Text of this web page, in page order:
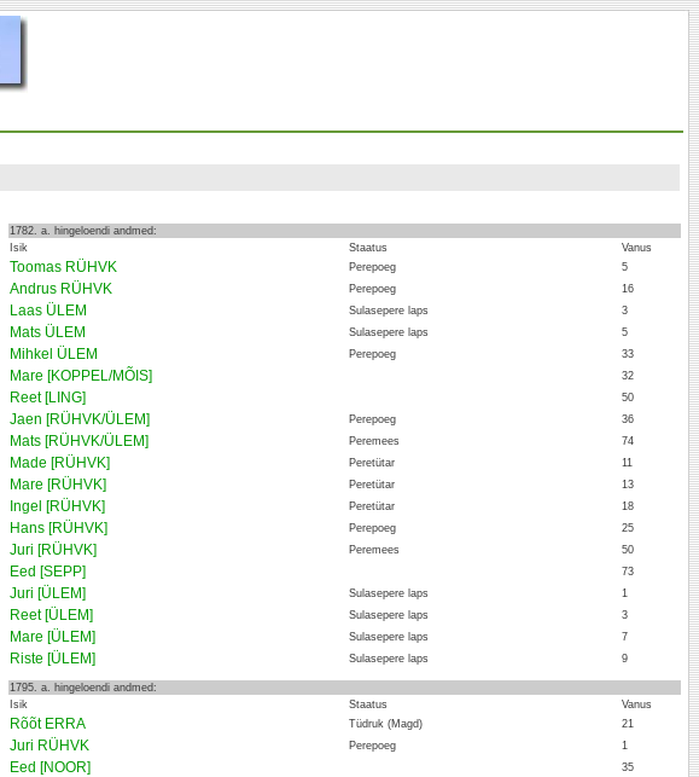
1782. a. hingeloendi andmed:
Isik
Staatus Vanus
Toomas RÜHVK Perepoeg 5
Andrus RÜHVK Perepoeg 16
Laas ÜLEM Sulasepere laps 3
Mats ÜLEM Sulasepere laps 5
Mihkel ÜLEM Perepoeg 33
Mare [KOPPEL/MÕIS] 32
Reet [LING] 50
Jaen [RÜHVK/ÜLEM] Perepoeg 36
Mats [RÜHVK/ÜLEM] Peremees 74
Made [RÜHVK] Peretütar 11
Mare [RÜHVK] Peretütar 13
Ingel [RÜHVK] Peretütar 18
Hans [RÜHVK] Perepoeg 25
Juri [RÜHVK] Peremees 50
Eed [SEPP] 73
Juri [ÜLEM] Sulasepere laps 1
Reet [ÜLEM] Sulasepere laps 3
Mare [ÜLEM] Sulasepere laps 7
Riste [ÜLEM] Sulasepere laps 9
1795. a. hingeloendi andmed:
Isik
Staatus Vanus
Rõõt ERRA Tüdruk (Magd) 21
Juri RÜHVK Perepoeg 1
Eed [NOOR] 35